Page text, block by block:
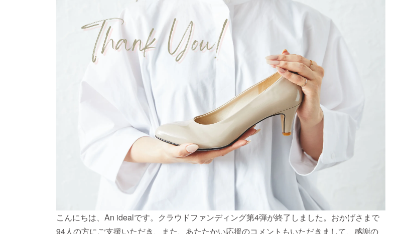
こんにちは、An idealです。クラウドファンディング第4弾が終了しました。おかげさまで
94人の方にご支援いただき、また、あたたかい応援のコメントもいただきまして、感謝の